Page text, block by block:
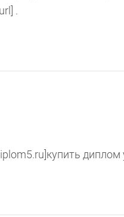
.
диплом